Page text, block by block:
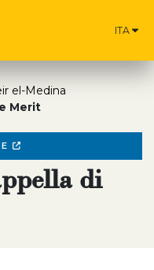
ITA
el-Medina
Merit
di